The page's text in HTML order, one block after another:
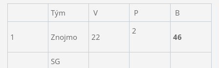
Tým V P B
1 Znojmo 22
2
46
SG